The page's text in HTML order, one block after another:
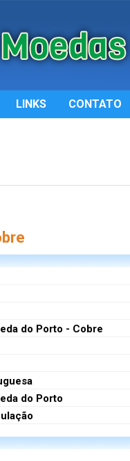
LINKS CONTATO
do Porto - Cobre
do Porto